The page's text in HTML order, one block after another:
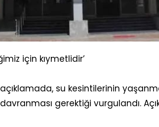
için kıymetlidir’
su kesintilerinin
gerektiği vurgulandı.